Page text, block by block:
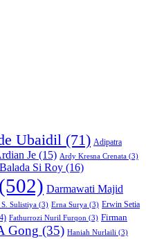
Ubaidil (71) Adipatra
Je (15) Ardy Kresna Crenata (3)
Balada Si Roy (16)
(502) Darmawati Majid
Sulistiya (3) Erna Surya (3) Erwin Setia
Fathurrozi Nuril Furqon (3) Firman
Gong (35) Haniah Nurlaili (3)